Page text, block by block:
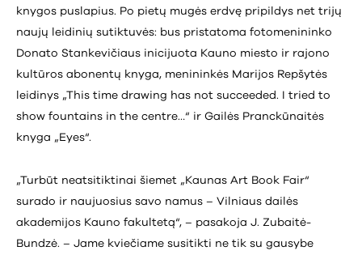
knygos puslapius. Po pietų mugės erdvę pripildys net trijų
naujų leidinių sutiktuvės: bus pristatoma fotomenininko
Donato Stankevičiaus inicijuota Kauno miesto ir rajono
kultūros abonentų knyga, menininkės Marijos Repšytės
leidinys „This time drawing has not succeeded. I tried to
show fountains in the centre…“ ir Gailės Pranckūnaitės
knyga „Eyes“.
„Turbūt neatsitiktinai šiemet „Kaunas Art Book Fair“
surado ir naujuosius savo namus – Vilniaus dailės
akademijos Kauno fakultetą“, – pasakoja J. Zubaitė-
Bundzė. – Jame kviečiame susitikti ne tik su gausybe